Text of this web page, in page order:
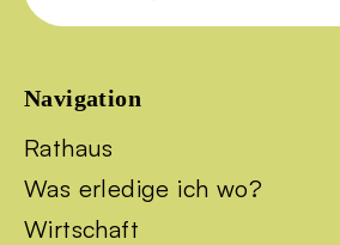
Navigation
Rathaus
Was erledige ich wo?
Wirtschaft